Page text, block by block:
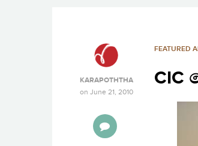
FEATURED
CIC
KARAPOTHTHA
on June 21, 2010